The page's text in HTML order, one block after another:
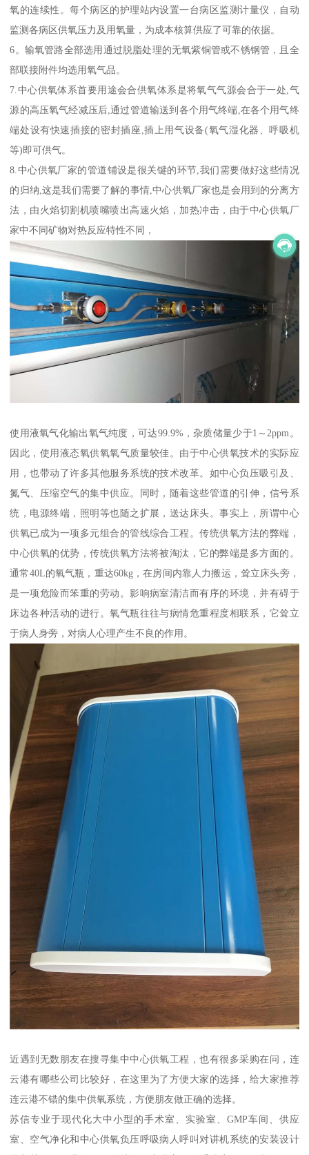
氧的连续性。每个病区的护理站内设置一台病区监测计量仪，自动
监测各病区供氧压力及用氧量，为成本核算供应了可靠的依据。
6。输氧管路全部选用通过脱脂处理的无氧紫铜管或不锈钢管，且全
部联接附件均选用氧气品。
7.中心供氧体系首要用途会合供氧体系是将氧气气源会合于一处,气
源的高压氧气经减压后,通过管道输送到各个用气终端,在各个用气终
端处设有快速插接的密封插座,插上用气设备(氧气湿化器、呼吸机
等)即可供气。
8.中心供氧厂家的管道铺设是很关键的环节,我们需要做好这些情况
的归纳,这是我们需要了解的事情,中心供氧厂家也是会用到的分离方
法，由火焰切割机喷嘴喷出高速火焰，加热冲击，由于中心供氧厂
家中不同矿物对热反应特性不同，
使用液氧气化输出氧气纯度，可达99.9%，杂质储量少于1～2ppm。
因此，使用液态氧供氧氧气质量较佳。由于中心供氧技术的实际应
用，也带动了许多其他服务系统的技术改革。如中心负压吸引及、
氮气、压缩空气的集中供应。同时，随着这些管道的引伸，信号系
统，电源终端，照明等也随之扩展，送达床头。事实上，所谓中心
供氧已成为一项多元组合的管线综合工程。传统供氧方法的弊端，
中心供氧的优势，传统供氧方法将被淘汰，它的弊端是多方面的。
通常40L的氧气瓶，重达60kg，在房间内靠人力搬运，耸立床头旁，
是一项危险而笨重的劳动。影响病室清洁而有序的环境，并有碍于
床边各种活动的进行。氧气瓶往往与病情危重程度相联系，它耸立
于病人身旁，对病人心理产生不良的作用。
近遇到无数朋友在搜寻集中中心供氧工程，也有很多采购在问，连
云港有哪些公司比较好，在这里为了方便大家的选择，给大家推荐
连云港不错的集中供氧系统，方便朋友做正确的选择。
苏信专业于现代化大中小型的手术室、实验室、GMP车间、供应
室、空气净化和中心供氧负压呼吸病人呼叫对讲机系统的安装设计